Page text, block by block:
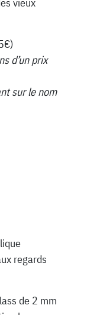
d’un prix
sur le nom
regards
de 2 mm